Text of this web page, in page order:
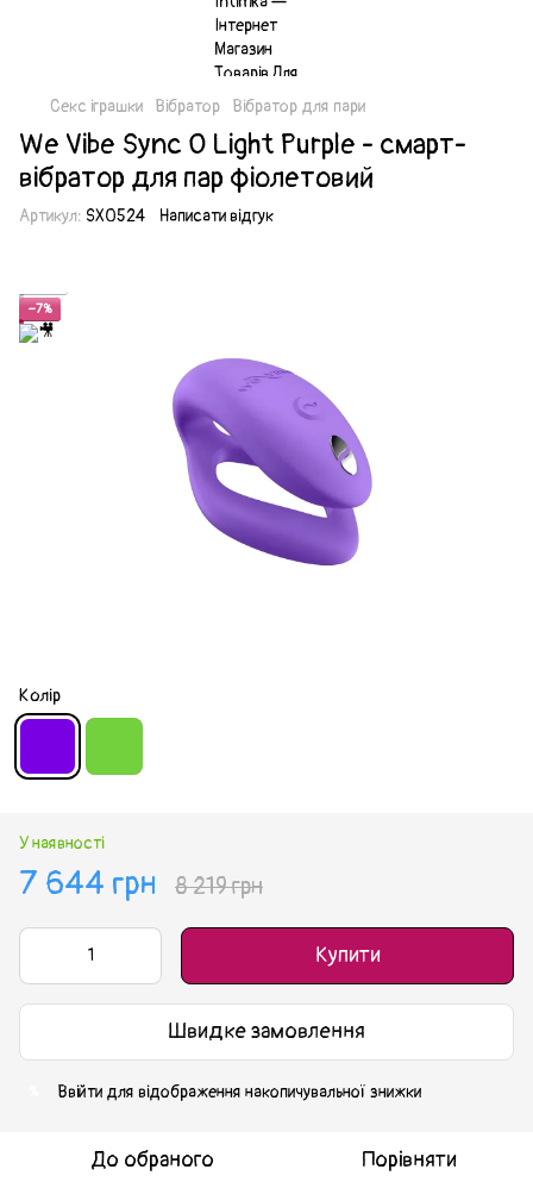
Секс іграшки Вібратор Вібратор для пари
We Vibe Sync O Light Purple - смарт-
вібратор для пар фіолетовий
Артикул: SX0524 Написати відгук
−7%
Колір
У наявності
7 644 грн 8 219 грн
Купити
Швидке замовлення
Ввійти для відображення накопичувальної знижки
До обраного Порівняти